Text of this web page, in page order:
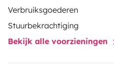
Verbruiksgoederen
Stuurbekrachtiging
Bekijk alle voorzieningen